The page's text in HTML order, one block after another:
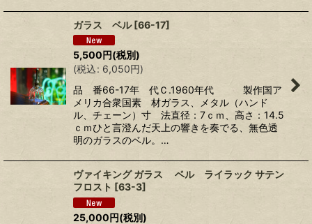
ガラス ベル [66-17]
5,500円(税別)
(税込: 6,050円)
品 番66-17年 代Ｃ.1960年代 製作国ア
メリカ合衆国素 材ガラス、メタル（ハンド
ル、チェーン）寸 法直径：7ｃｍ、高さ：14.5
ｃｍひと言澄んだ天上の響きを奏でる、無色透
明のガラスのベル。…
ヴァイキング ガラス ベル ライラック サテン
フロスト [63-3]
25,000円(税別)